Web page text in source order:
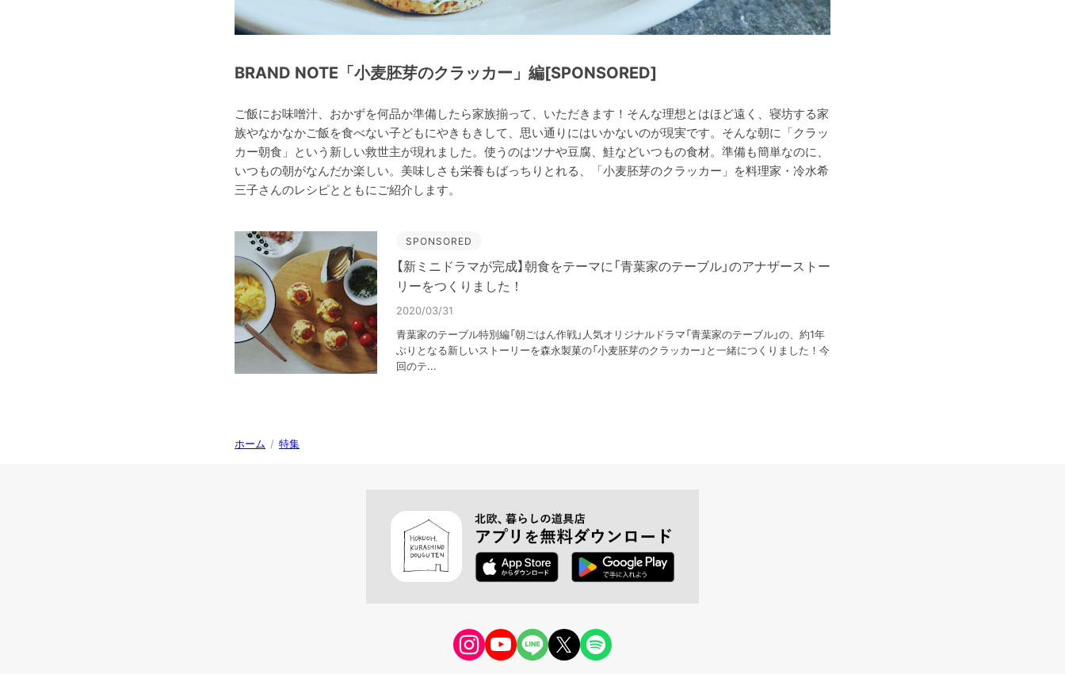
BRAND NOTE「小麦胚芽のクラッカー」編[SPONSORED]
ご飯にお味噌汁、おかずを何品か準備したら家族揃って、いただきます！そんな理想とはほど遠く、寝坊する家
族やなかなかご飯を食べない子どもにやきもきして、思い通りにはいかないのが現実です。そんな朝に「クラッ
カー朝食」という新しい救世主が現れました。使うのはツナや豆腐、鮭などいつもの食材。準備も簡単なのに、
いつもの朝がなんだか楽しい。美味しさも栄養もばっちりとれる、「小麦胚芽のクラッカー」を料理家・冷水希
三子さんのレシピとともにご紹介します。
SPONSORED
【新ミニドラマが完成】朝食をテーマに「青葉家のテーブル」のアナザーストー
リーをつくりました！
2020/03/31
青葉家のテーブル特別編「朝ごはん作戦」人気オリジナルドラマ「青葉家のテーブル」の、約1年
ぶりとなる新しいストーリーを森永製菓の「小麦胚芽のクラッカー」と一緒につくりました！今
回のテ...
ホーム / 特集